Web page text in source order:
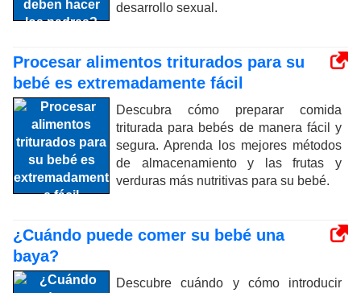
desarrollo sexual.
Procesar alimentos triturados para su
bebé es extremadamente fácil
Descubra cómo preparar comida
triturada para bebés de manera fácil y
segura. Aprenda los mejores métodos
de almacenamiento y las frutas y
verduras más nutritivas para su bebé.
¿Cuándo puede comer su bebé una
baya?
Descubre cuándo y cómo introducir